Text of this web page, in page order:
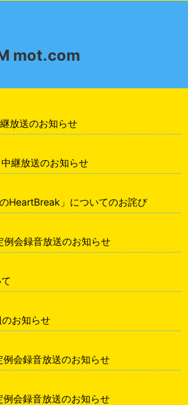
mot.com
放送のお知らせ
継放送のお知らせ
HeartBreak」についてのお詫び
会録音放送のお知らせ
お知らせ
会録音放送のお知らせ
会録音放送のお知らせ